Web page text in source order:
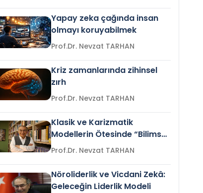
Yapay zeka çağında insan
olmayı koruyabilmek
Prof.Dr. Nevzat TARHAN
Kriz zamanlarında zihinsel
zırh
Prof.Dr. Nevzat TARHAN
Klasik ve Karizmatik
Modellerin Ötesinde “Bilimsel
Liderlik”
Prof.Dr. Nevzat TARHAN
Nöroliderlik ve Vicdani Zekâ:
Geleceğin Liderlik Modeli